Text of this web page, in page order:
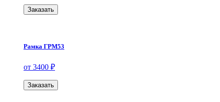
Заказать
Рамка ГРМ53
от 3400 ₽
Заказать